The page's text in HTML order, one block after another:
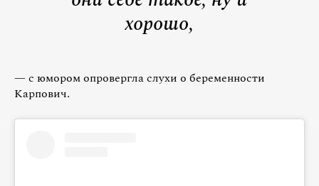
хорошо,
— с юмором опровергла слухи о беременности
Карпович.